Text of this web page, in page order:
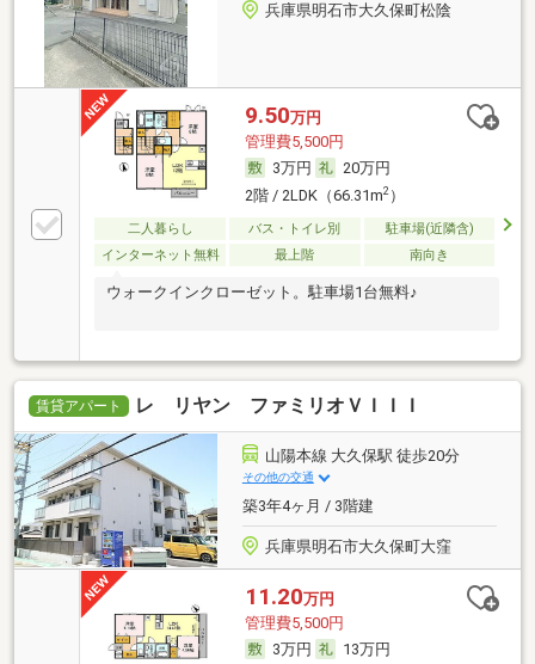
兵庫県明石市大久保町松陰
9.50万円
管理費5,500円
3万円
20万円
2階 / 2LDK（66.31m2）
二人暮らし バス・トイレ別
駐車場(近隣含)
インターネット無料
最上階 南向き
ウォークインクローゼット。駐車場1台無料♪
賃貸アパート レ リヤン ファミリオＶＩＩＩ
山陽本線 大久保駅 徒歩20分
その他の交通
築3年4ヶ月 / 3階建
兵庫県明石市大久保町大窪
11.20万円
管理費5,500円
3万円
13万円